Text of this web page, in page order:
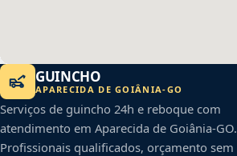
GUINCHO
APARECIDA DE GOIÂNIA-GO
Serviços de guincho 24h e reboque com
atendimento em Aparecida de Goiânia-GO.
Profissionais qualificados, orçamento sem